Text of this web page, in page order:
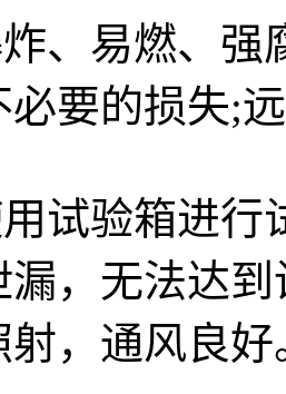
易燃、强
必要的损失;
验箱进行
漏，无法达
射，通风良好